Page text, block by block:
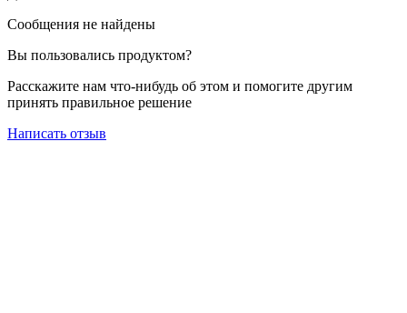
Сообщения не найдены
Вы пользовались продуктом?
Расскажите нам что-нибудь об этом и помогите другим
принять правильное решение
Написать отзыв